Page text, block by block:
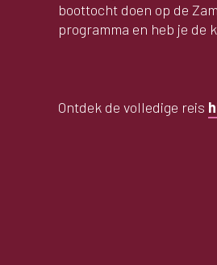
boottocht doen op de
programma en heb je de
Ontdek de volledige reis